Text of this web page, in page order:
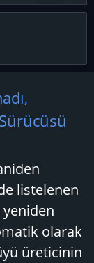
listelenen
yeniden
olarak
üreticinin